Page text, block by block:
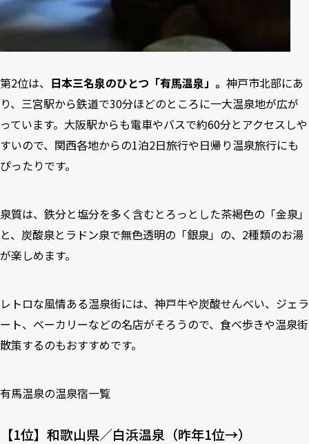
第2位は、 日本三名泉のひとつ「有馬温泉」。 神戸市北部にあ
り、三宮駅から鉄道で30分ほどのところに一大温泉地が広が
っています。大阪駅からも電車やバスで約60分とアクセスしや
すいので、関西各地からの1泊2日旅行や日帰り温泉旅行にも
ぴったりです。
泉質は、鉄分と塩分を多く含むとろっとした茶褐色の「金泉」
と、炭酸泉とラドン泉で無色透明の「銀泉」の、2種類のお湯
が楽しめます。
レトロな風情ある温泉街には、神戸牛や炭酸せんべい、ジェラ
ート、ベーカリーなどの名店がそろうので、食べ歩きや温泉街
散策するのもおすすめです。
有馬温泉の温泉宿一覧
【1位】和歌山県／白浜温泉（昨年1位→）